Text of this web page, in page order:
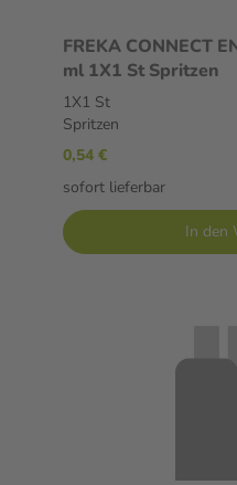
FREKA CONNECT
ml 1X1 St Spritzen
1X1 St
Spritzen
0,54 €
sofort lieferbar
In den